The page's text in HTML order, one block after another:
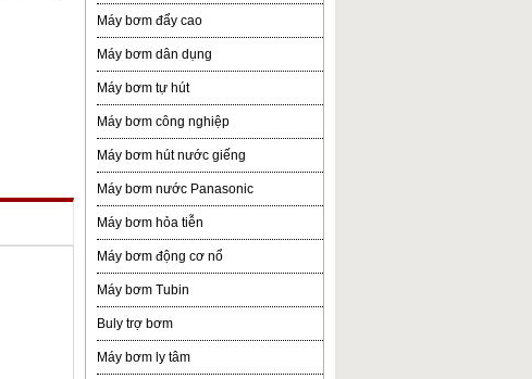
Máy bơm đẩy cao
Máy bơm dân dụng
Máy bơm tự hút
Máy bơm công nghiệp
Máy bơm hút nước giếng
Máy bơm nước Panasonic
Máy bơm hỏa tiễn
Máy bơm động cơ nổ
Máy bơm Tubin
Buly trợ bơm
Máy bơm ly tâm